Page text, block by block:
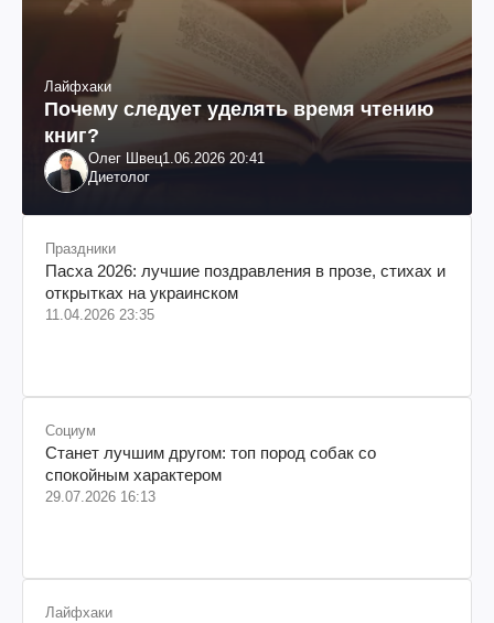
Лайфхаки
Почему следует уделять время чтению
книг?
Олег Швец1.06.2026 20:41
Диетолог
Праздники
Пасха 2026: лучшие поздравления в прозе, стихах и
открытках на украинском
11.04.2026 23:35
Социум
Станет лучшим другом: топ пород собак со
спокойным характером
29.07.2026 16:13
Лайфхаки